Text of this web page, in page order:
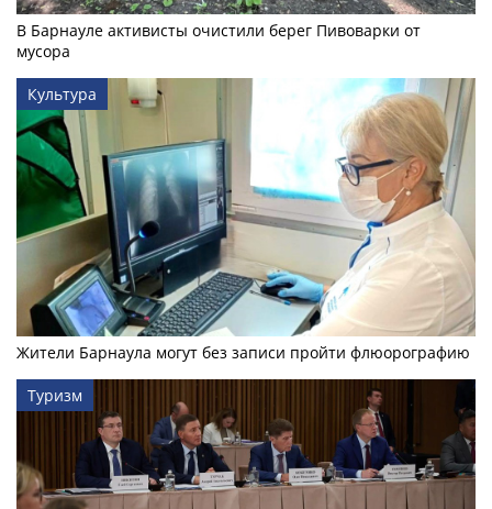
В Барнауле активисты очистили берег Пивоварки от
мусора
Культура
Жители Барнаула могут без записи пройти флюорографию
Туризм